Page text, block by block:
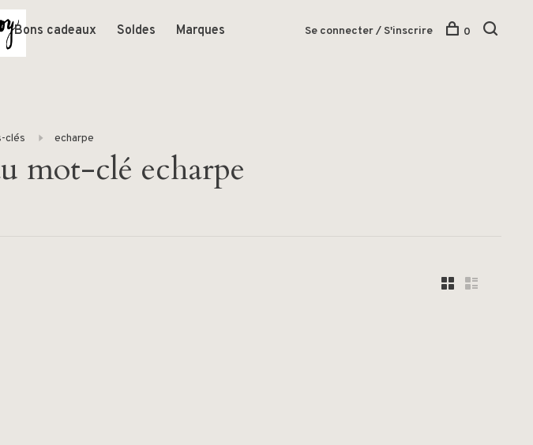
Bons cadeaux Soldes Marques Se connecter / S'inscrire 0
clés echarpe
mot-clé echarpe